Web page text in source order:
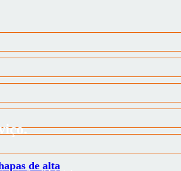
de alta